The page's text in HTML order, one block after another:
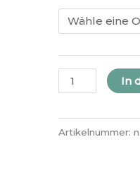
In
Artikelnummer: